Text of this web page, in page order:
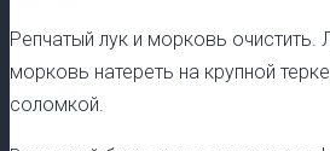
Репчатый лук и морковь очистить.
морковь натереть на крупной
соломкой.